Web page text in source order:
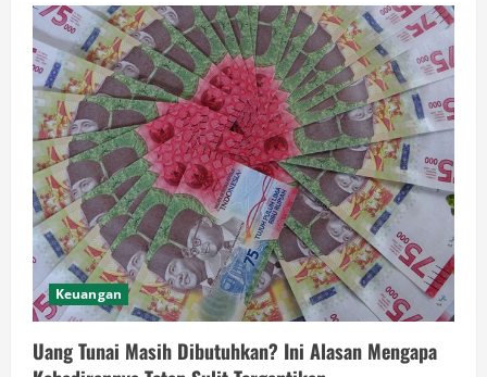
Keuangan
Uang Tunai Masih Dibutuhkan? Ini Alasan Mengapa